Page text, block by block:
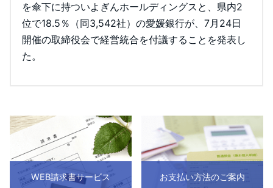
を傘下に持ついよぎんホールディングスと、県内2
位で18.5％（同3,542社）の愛媛銀行が、7月24日
開催の取締役会で経営統合を付議することを発表し
た。
WEB請求書サービス お支払い方法のご案内